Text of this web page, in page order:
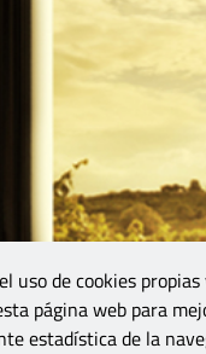
uso de cookies
página web para
estadística de la